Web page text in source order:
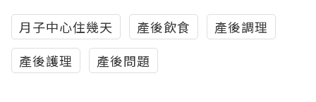
月子中心住幾天 產後飲食
產後調理
產後護理
產後問題